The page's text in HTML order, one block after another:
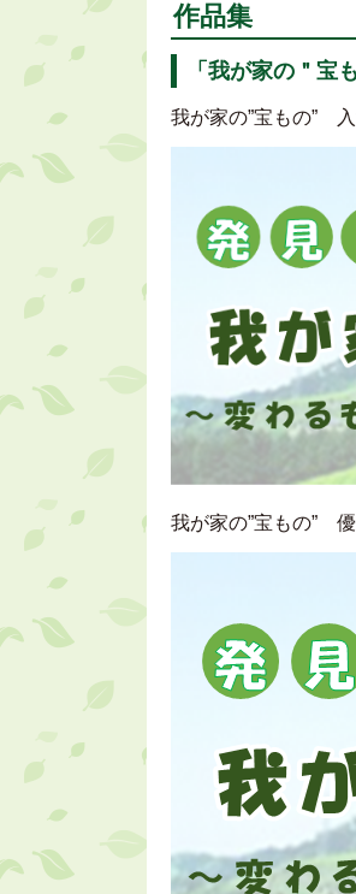
作品集
「我が家の＂宝
我が家の”宝もの”
我が家の”宝もの”